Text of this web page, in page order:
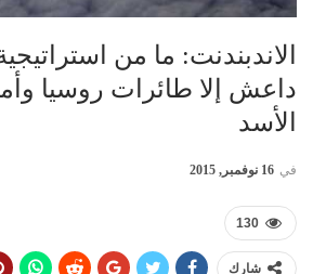
الاندبندنت: ما من
داعش إلا طائرات روسيا
الأسد
في 16 نوفمبر, 2015
130
شارك